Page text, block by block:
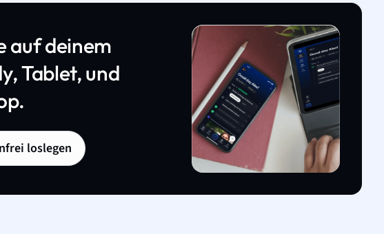
auf deinem
Tablet, und
loslegen